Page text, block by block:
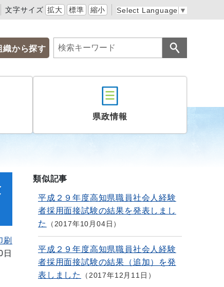
文字サイズ 拡大 標準 縮小 Select Language ▼
織から探す
県政情報
刷
類似記事
平成２９年度高知県職員社会人経験
者採用面接試験の結果を発表しまし
た
2017年10月04日
平成２９年度高知県職員社会人経験
者採用面接試験の結果（追加）を発
表しました
2017年12月11日